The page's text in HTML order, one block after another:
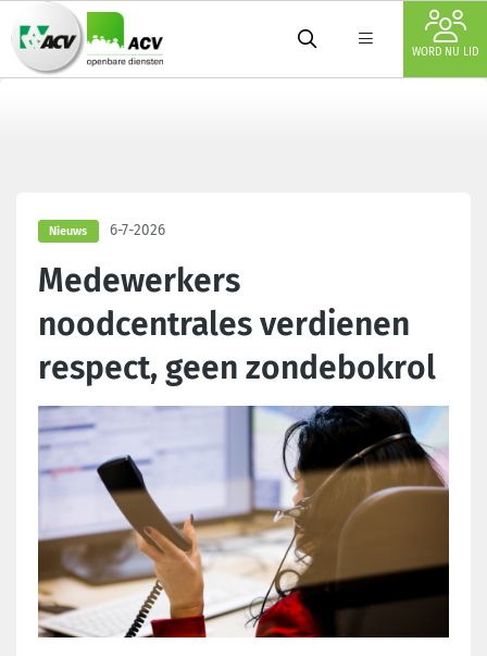
WORD NU LID
Nieuws 6-7-2026
Medewerkers
noodcentrales verdienen
respect, geen zondebokrol